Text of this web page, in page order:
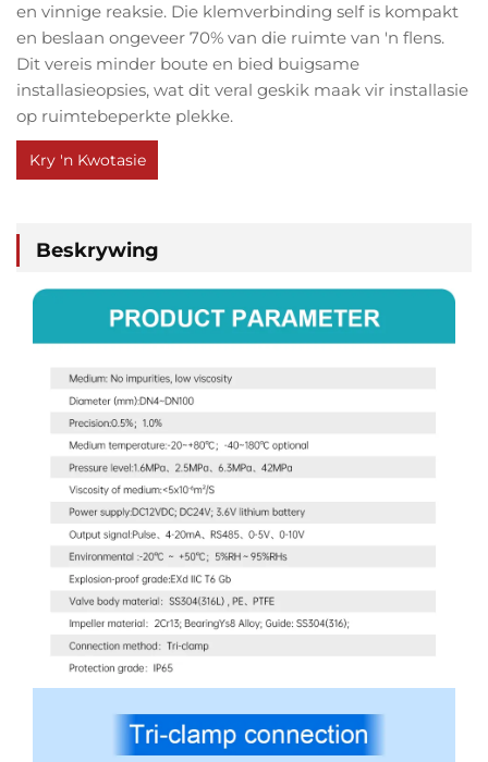
en vinnige reaksie. Die klemverbinding self is kompakt
en beslaan ongeveer 70% van die ruimte van 'n flens.
Dit vereis minder boute en bied buigsame
installasieopsies, wat dit veral geskik maak vir installasie
op ruimtebeperkte plekke.
Kry 'n Kwotasie
Beskrywing